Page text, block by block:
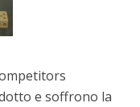
e soffrono la